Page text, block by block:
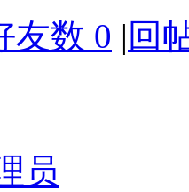
友数 0 | 回
员